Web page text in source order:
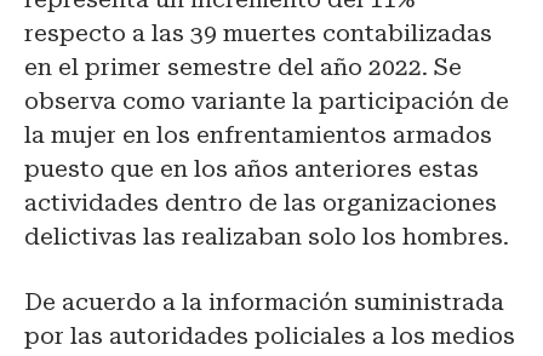
respecto a las 39 muertes contabilizadas
en el primer semestre del año 2022. Se
observa como variante la participación de
la mujer en los enfrentamientos armados
puesto que en los años anteriores estas
actividades dentro de las organizaciones
delictivas las realizaban solo los hombres.
De acuerdo a la información suministrada
por las autoridades policiales a los medios